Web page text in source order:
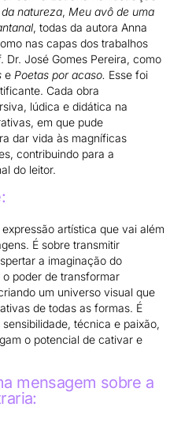
natureza, Meu avô de uma
, todas da autora Anna
nas capas dos trabalhos
Dr. José Gomes Pereira, como
e Poetas por acaso. Esse foi
Cada obra
lúdica e didática na
em que pude
dar vida às magníficas
contribuindo para a
do leitor.
artística que vai além
É sobre transmitir
a imaginação do
poder de transformar
um universo visual que
de todas as formas. É
técnica e paixão,
o potencial de cativar e
mensagem sobre a